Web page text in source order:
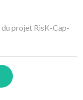
du projet RisK-Cap-